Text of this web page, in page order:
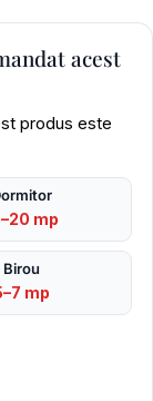
acest
produs este
mp
Birou
mp